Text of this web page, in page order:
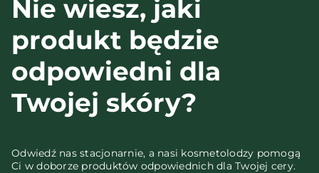
Nie wiesz, jaki
produkt będzie
odpowiedni dla
Twojej skóry?
Odwiedź nas stacjonarnie, a nasi kosmetolodzy pomogą
Ci w doborze produktów odpowiednich dla Twojej cery.